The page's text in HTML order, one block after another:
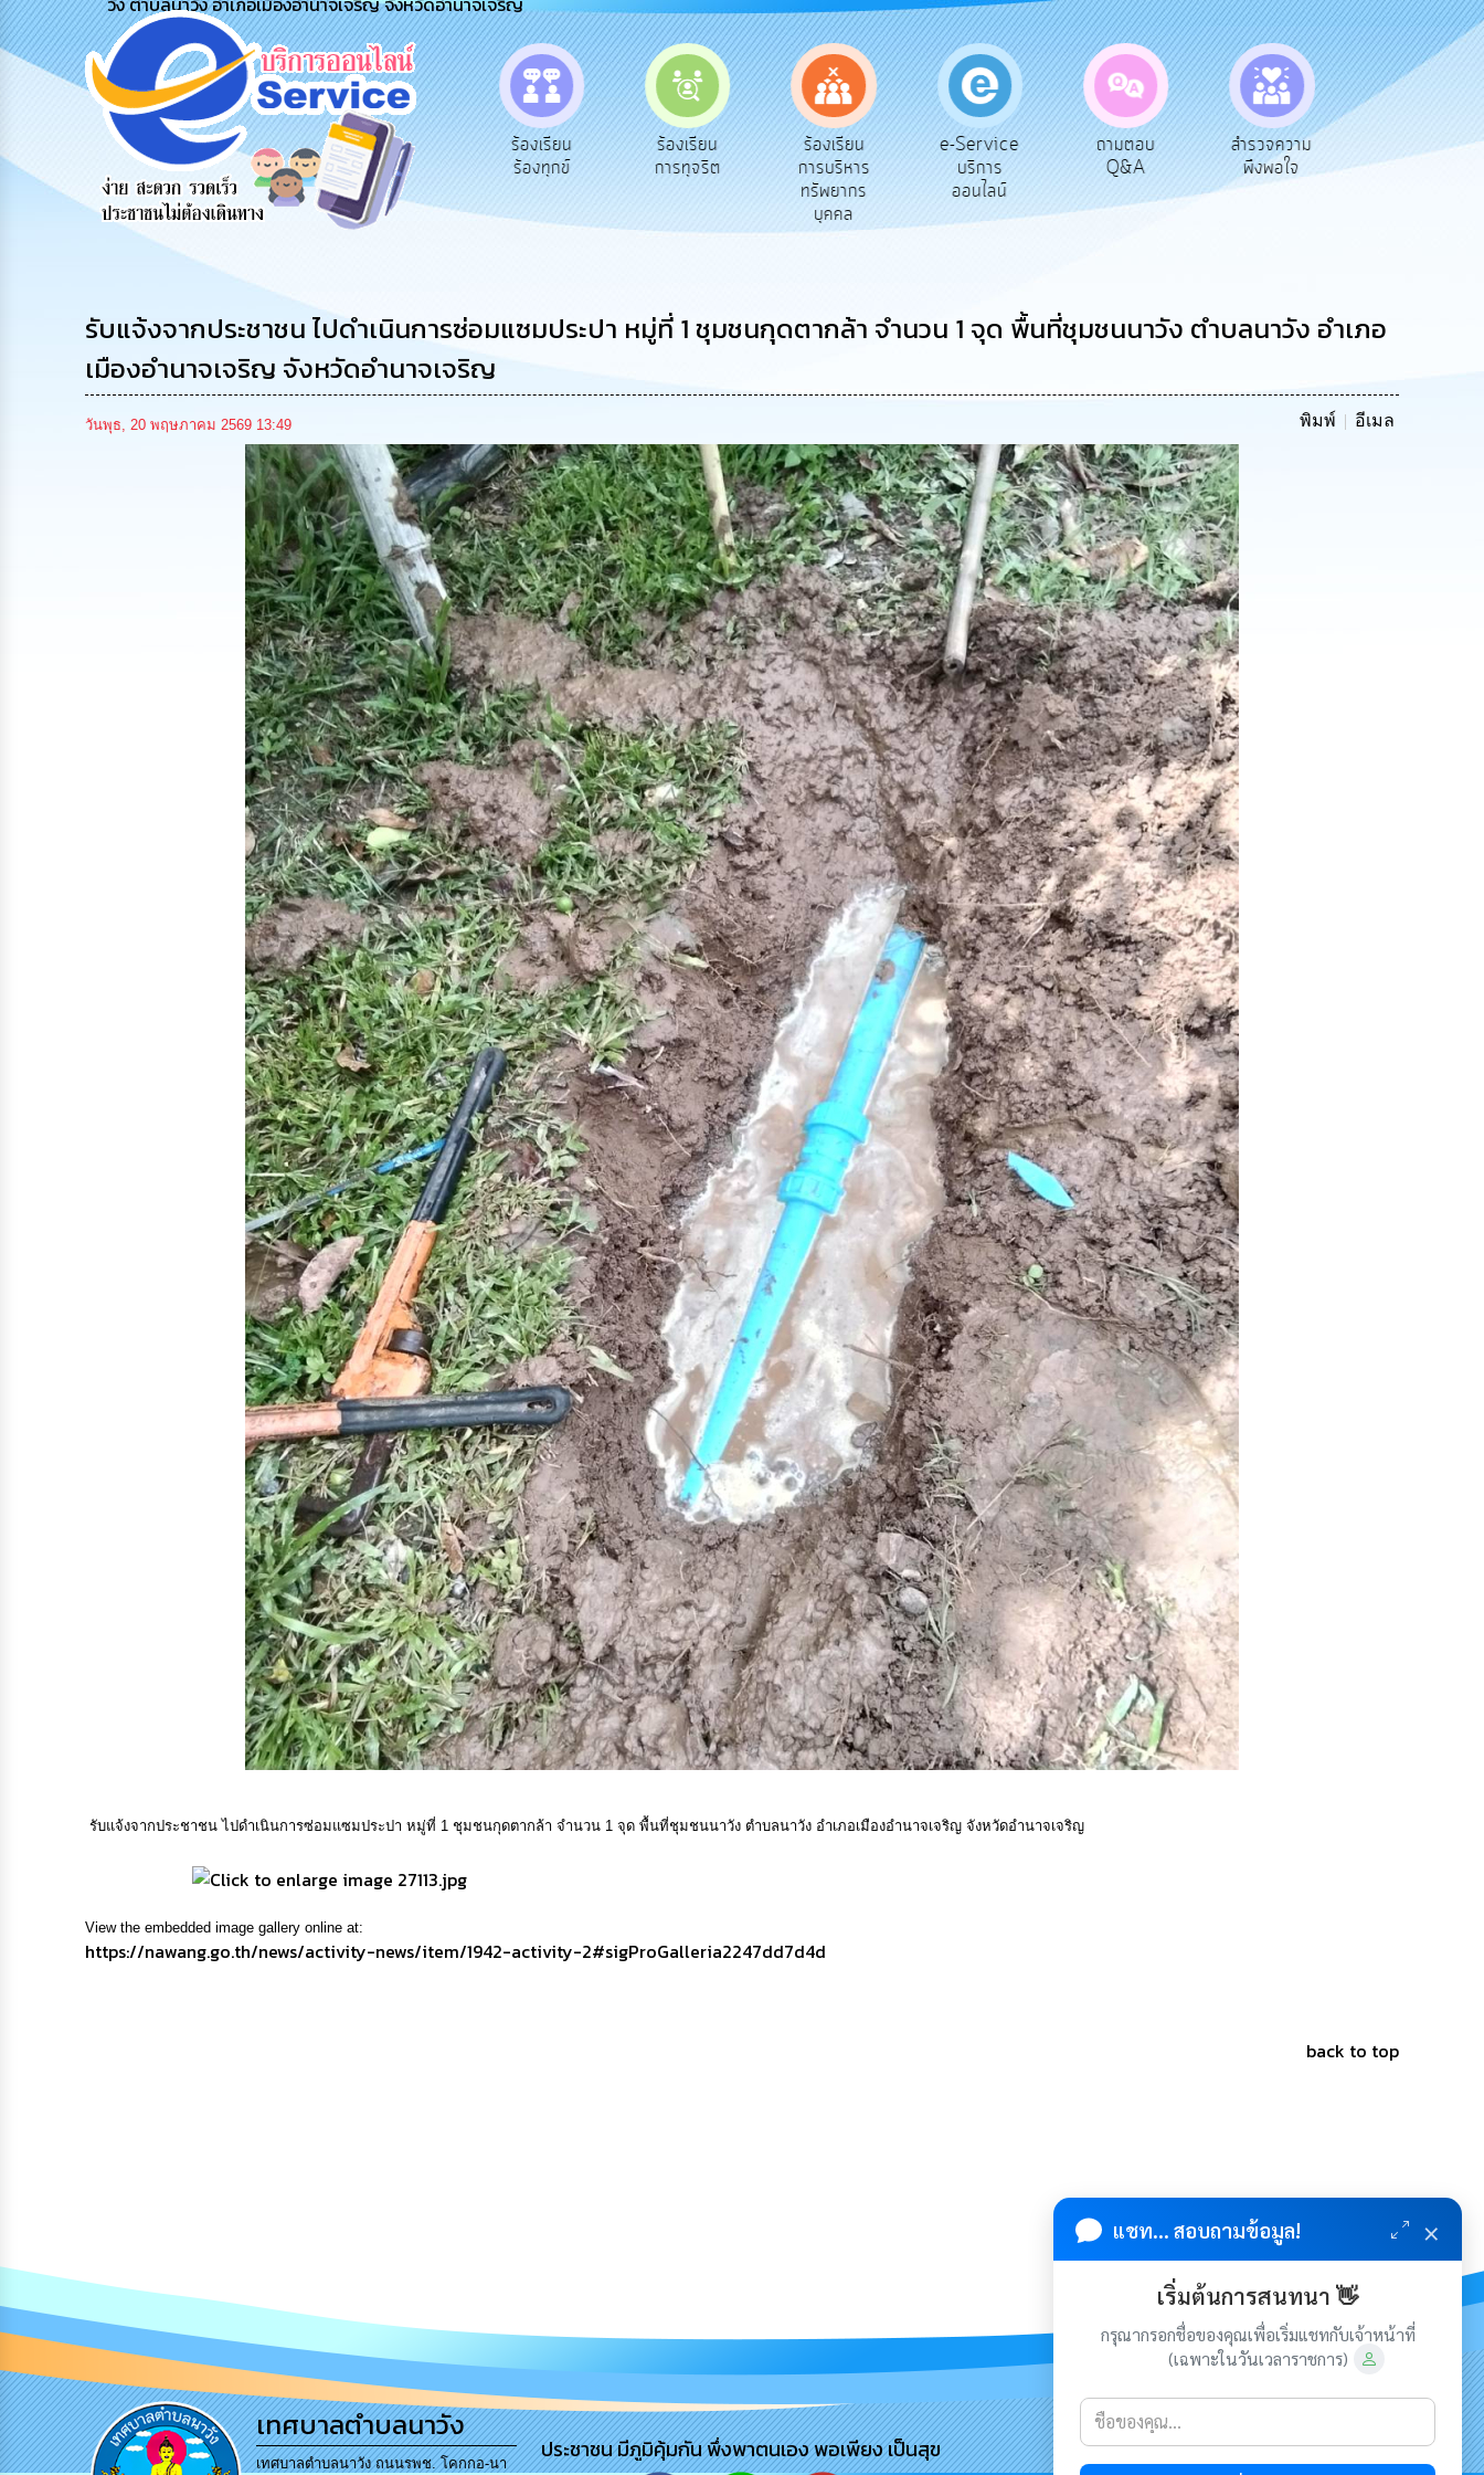
สายด่วนผู้
บริหาร
รับฟังความ
คิดเห็น
ประชาชน
ร้องเรียน
ร้องทุกข์
ร้องเรียน
การทุจริต
ร้องเรียน
การบริหาร
e-Service
บริการ
ออนไลน์
ถามตอบ
Q&A
สำรวจความ
พึงพอใจ
ผู้รับเบีย
ยังชีพ
ประเมินภาษี
ท้องถิ่น
รับแจ้งจากประชาชน ไปดำเนินการซ่อมแซมประปา หมู่ที่ 1 ชุมชนกุดตากล้า จำนวน 1 จุด พื้นที่ชุมชนนาวัง ตำบลนาวัง อำเภอ
เมืองอำนาจเจริญ จังหวัดอำนาจเจริญ
วันพุธ, 20 พฤษภาคม 2569 13:49 พิมพ์ อีเมล
รับแจ้งจากประชาชน ไปดำเนินการซ่อมแซมประปา หมู่ที่ 1 ชุมชนกุดตากล้า จำนวน 1 จุด พื้นที่ชุมชนนาวัง ตำบลนาวัง อำเภอเมืองอำนาจเจริญ จังหวัดอำนาจเจริญ
View the embedded image gallery online at:
https://nawang.go.th/news/activity-news/item/1942-activity-2#sigProGalleria2247dd7d4d
back to top
เทศบาลตำบลนาวัง
เทศบาลตำบลนาวัง ถนนรพช. โคกกอ-นา ประชาชน มีภูมิคุ้มกัน พึ่งพาตนเอง พอเพียง เป็นสุข เกี่ยวกับเรา ติดต่อเรา
แชท... สอบถามข้อมูล! ×
เริ่มต้นการสนทนา 👋
กรุณากรอกชื่อของคุณเพื่อเริ่มแชทกับเจ้าหน้าที่
(เฉพาะในวันเวลาราชการ)